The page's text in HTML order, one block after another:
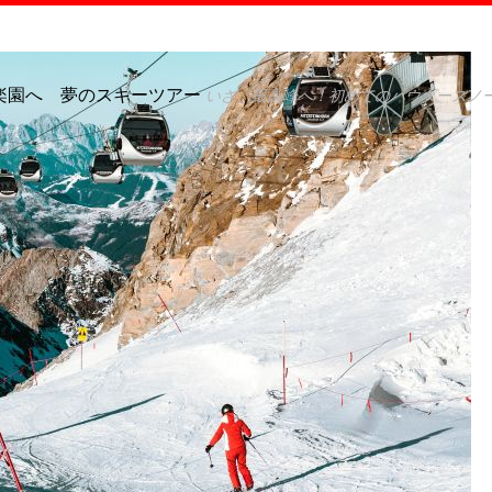
園へ 夢のスキーツアー いざ、最高峰へ！初めてのパウダースノ